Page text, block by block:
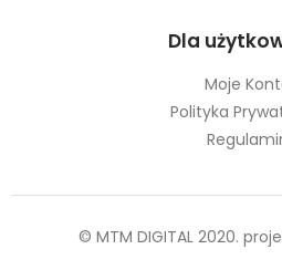
Dla
Moje
Polityka
© MTM DIGITAL 2020.